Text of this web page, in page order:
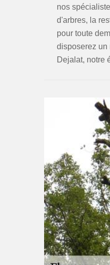
nos
d'arbres, la
pour toute
disposerez un
Dejalat, notre